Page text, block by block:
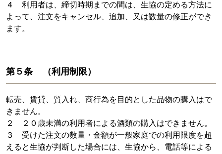
４ 利用者は、締切時期までの間は、生協の定める方法に
よって、注文をキャンセル、追加、又は数量の修正ができ
ます。
第５条 （利用制限）
転売、賃貸、質入れ、商行為を目的とした品物の購入はで
きません。
２ ２０歳未満の利用者による酒類の購入はできません。
３ 受けた注文の数量・金額が一般家庭での利用限度を超
えると生協が判断した場合には、生協から、電話等による